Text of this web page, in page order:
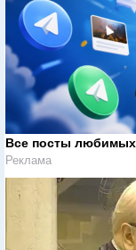
Все посты любимых
Реклама